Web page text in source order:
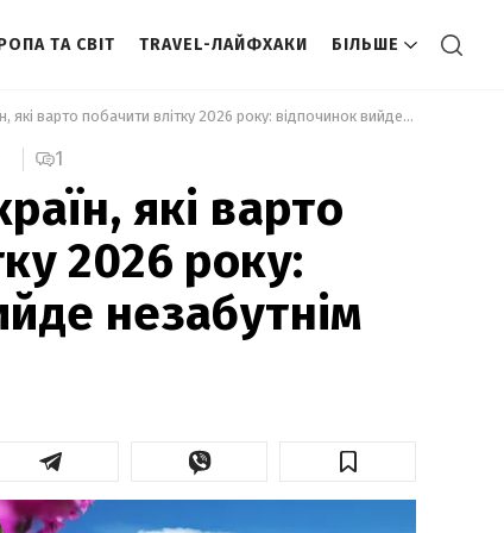
ТА СВІТ TRAVEL-ЛАЙФХАКИ БІЛЬШЕ
5 найкращих країн, які варто побачити влітку 2026 року: відпочинок вийде незабутнім
1
які варто
2026 року:
незабутнім